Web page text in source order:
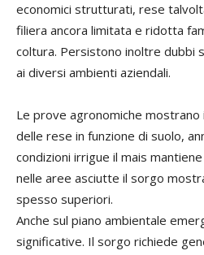
economici strutturati, rese
filiera ancora limitata e ridotta
coltura. Persistono inoltre dubbi
ai diversi ambienti aziendali.
Le prove agronomiche
delle rese in funzione di suolo,
condizioni irrigue il mais
nelle aree asciutte il sorgo
spesso superiori.
Anche sul piano ambientale
significative. Il sorgo richiede